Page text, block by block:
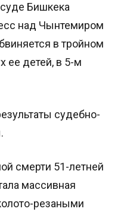
Бишкека
над Чынтемиром
в тройном
ее детей, в 5-м
судебно-
смерти 51-летней
массивная
резаными